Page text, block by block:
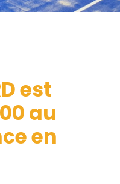
est
au
en